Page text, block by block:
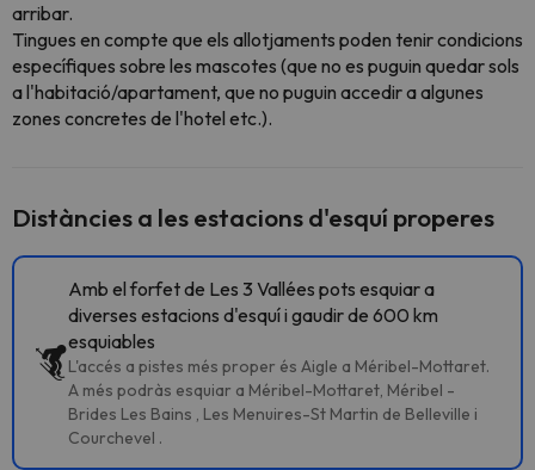
arribar.
Tingues en compte que els allotjaments poden tenir condicions
específiques sobre les mascotes (que no es puguin quedar sols
a l'habitació/apartament, que no puguin accedir a algunes
zones concretes de l'hotel etc.).
Distàncies a les estacions d'esquí properes
Amb el forfet de Les 3 Vallées pots esquiar a
diverses estacions d'esquí i gaudir de 600 km
esquiables
L'accés a pistes més proper és Aigle a Méribel-Mottaret.
A més podràs esquiar a Méribel-Mottaret, Méribel -
Brides Les Bains , Les Menuires-St Martin de Belleville i
Courchevel .